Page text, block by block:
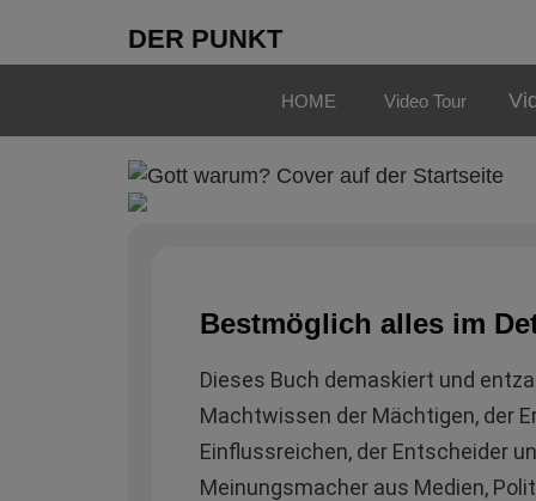
DER PUNKT
HOME Video Tour
Bestmöglich alles im
Dieses Buch demaskiert und
Machtwissen der Mächtigen, der
Einflussreichen, der Entscheider
Meinungsmacher aus Medien,